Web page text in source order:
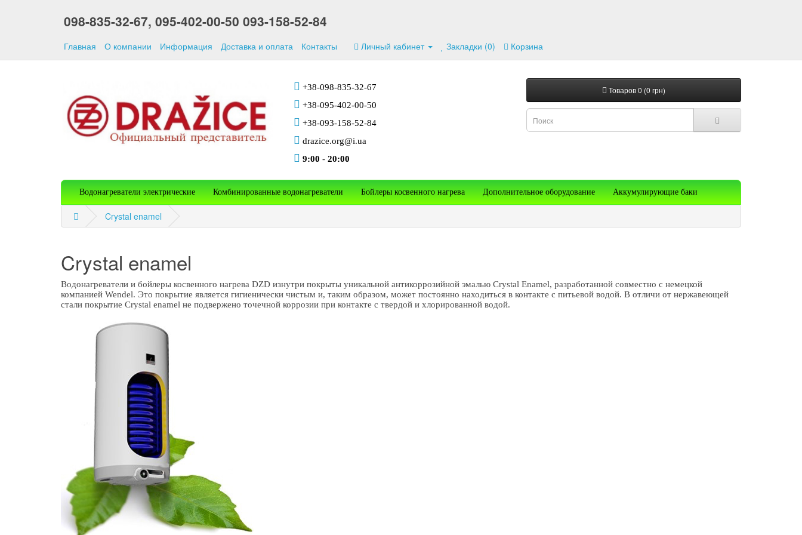
098-835-32-67, 095-402-00-50 093-158-52-84
Главная О компании Информация Доставка и оплата Контакты Личный кабинет Закладки (0) Корзина
+38-098-835-32-67
+38-095-402-00-50
+38-093-158-52-84
drazice.org@i.ua
9:00 - 20:00
Товаров 0 (0 грн)
Водонагреватели электрические Комбинированные водонагреватели Бойлеры косвенного нагрева Дополнительное оборудование Аккумулирующие баки
Crystal enamel
Crystal enamel
Водонагреватели и бойлеры косвенного нагрева DZD изнутри покрыты уникальной антикоррозийной эмалью Crystal Enamel, разработанной совместно с немецкой
компанией Wendel. Это покрытие является гигиенически чистым и, таким образом, может постоянно находиться в контакте с питьевой водой. В отличи от нержавеющей
стали покрытие Crystal enamel не подвержено точечной коррозии при контакте с твердой и хлорированной водой.